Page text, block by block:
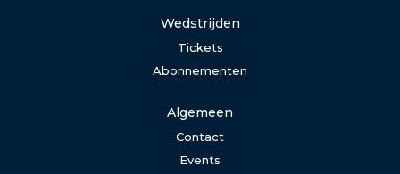
Wedstrijden
Tickets
Abonnementen
Algemeen
Contact
Events